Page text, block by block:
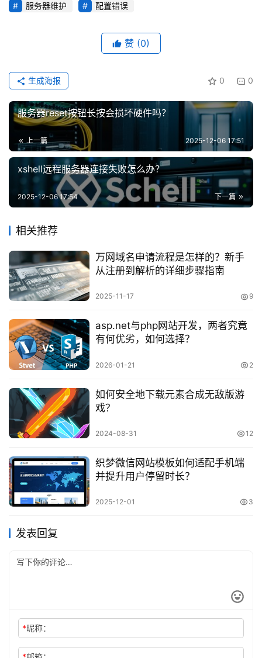
服务器维护 配置错误
赞 (0)
0 0
生成海报
服务器reset按钮长按会损坏硬件吗？
上一篇 2025-12-06 17:51
xshell远程服务器连接失败怎么办？
下一篇
2025-12-06 17:54
相关推荐
万网域名申请流程是怎样的？新手
从注册到解析的详细步骤指南
2025-11-17 9
asp.net与php网站开发，两者究竟
有何优劣，如何选择？
2026-01-21 2
如何安全地下载元素合成无敌版游
戏？
2024-08-31 12
织梦微信网站模板如何适配手机端
并提升用户停留时长？
2025-12-01 3
发表回复
*昵称：